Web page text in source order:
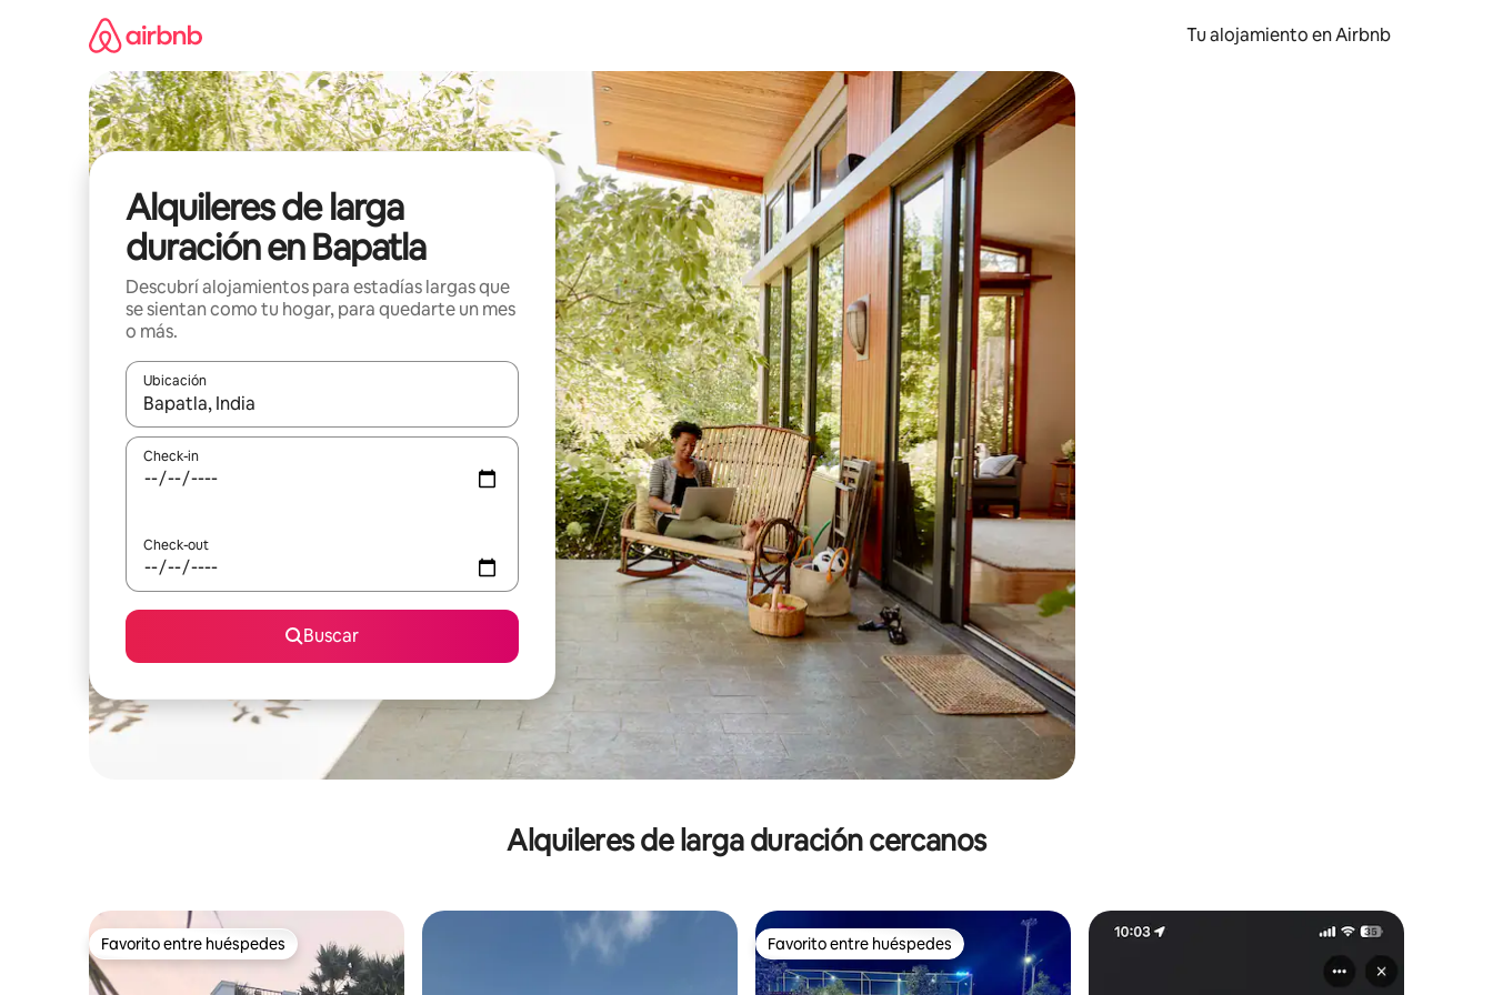
Tu alojamiento en Airbnb
Alquileres de larga
duración en Bapatla
Descubrí alojamientos para estadías largas que
se sientan como tu hogar, para quedarte un mes
o más.
Ubicación
Cuando los resultados estén disponibles, navegá con las teclas de flecha hacia arriba y hacia abajo o explorá deslizando el dedo.
Check-in
Check-out
Buscar
Alquileres de larga duración cercanos
Favorito entre huéspedes
Favorito entre huéspedes Favorito entre huéspedes
Favorito entre huéspedes